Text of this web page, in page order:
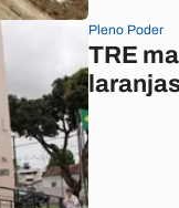
Pleno Poder
TRE